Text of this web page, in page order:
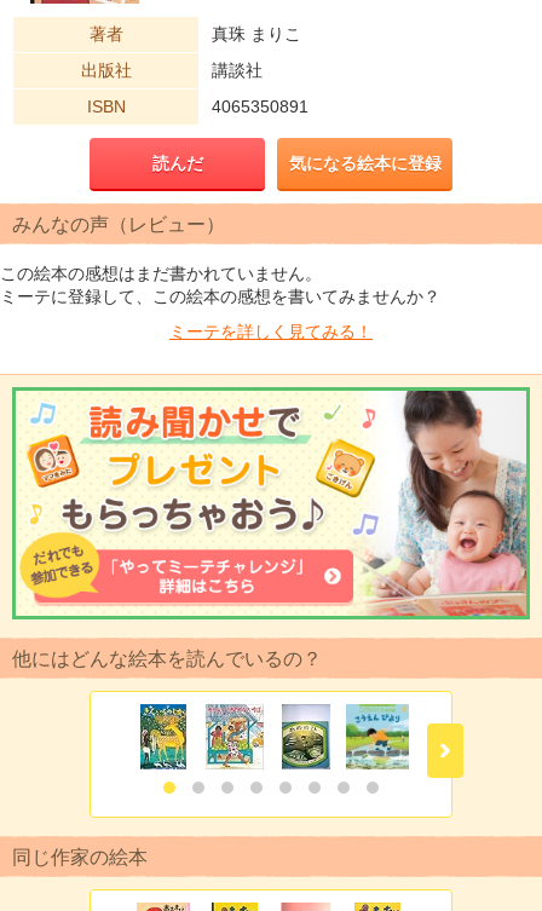
著者
真珠 まりこ
出版社
講談社
ISBN
4065350891
読んだ 気になる絵本に登録
みんなの声（レビュー）
この絵本の感想はまだ書かれていません。
ミーテに登録して、この絵本の感想を書いてみませんか？
ミーテを詳しく見てみる！
他にはどんな絵本を読んでいるの？
同じ作家の絵本